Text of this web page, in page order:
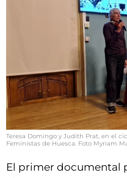
Teresa Domingo y Judith Prat, en el
Feministas de Huesca. Foto Myriam
El primer documental